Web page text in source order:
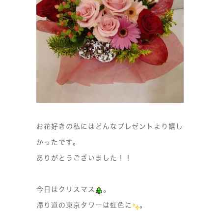
お花好きの私にはどんなプレゼントより嬉し
かったです。
ありがとうございました！！
今日はクリスマス 。
帰り道の東京タワーは虹色に 。